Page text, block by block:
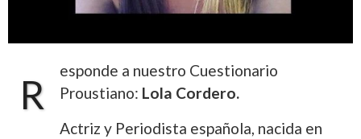
R
esponde a nuestro Cuestionario
Proustiano: Lola Cordero.
Actriz y Periodista española, nacida en